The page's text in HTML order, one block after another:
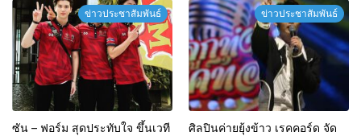
ครอบครัว
ข่าวประชาสัมพันธ์
ซัน – ฟอร์ม สุดประทับใจ ขึ้นเวที
ข่าวประชาสัมพันธ์
ศิลปินค่ายยุ้งข้าว เรคคอร์ด จัด